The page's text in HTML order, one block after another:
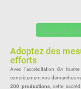
Voir nos
Adoptez des
efforts
Avec l’accréditationOn tourne
concrètement vos démarches
200 productions, cette